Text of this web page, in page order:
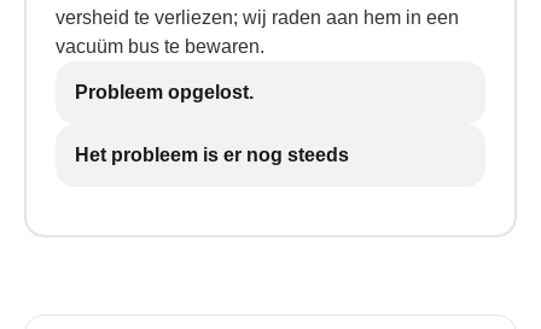
versheid te verliezen; wij raden aan hem in een
vacuüm bus te bewaren.
Probleem opgelost.
Het probleem is er nog steeds